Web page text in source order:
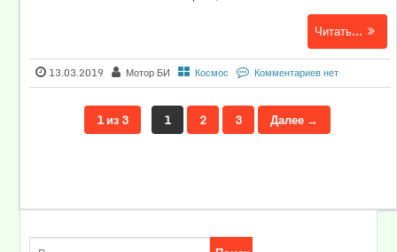
Читать...
13.03.2019 Мотор БИ Космос Комментариев нет
1 из 3 1 2 3 Далее →